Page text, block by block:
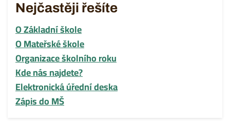
Nejčastěji řešíte
O Základní škole
O Mateřské škole
Organizace školního roku
Kde nás najdete?
Elektronická úřední deska
Zápis do MŠ